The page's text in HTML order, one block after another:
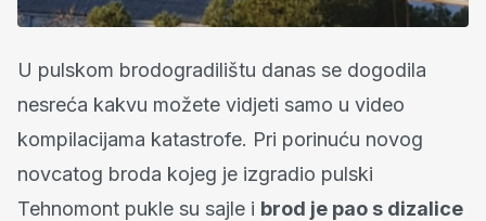
U pulskom brodogradilištu danas se dogodila
nesreća kakvu možete vidjeti samo u video
kompilacijama katastrofe. Pri porinuću novog
novcatog broda kojeg je izgradio pulski
Tehnomont pukle su sajle i brod je pao s dizalice